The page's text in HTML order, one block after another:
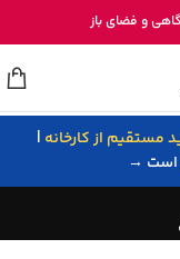
نیدمد
و فضای باز
مستقیم از کارخانه |
است →